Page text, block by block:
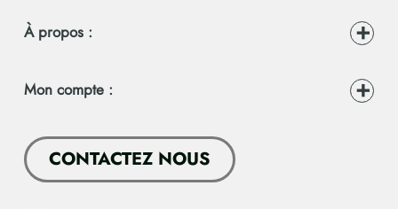
À propos :
Mon compte :
CONTACTEZ NOUS